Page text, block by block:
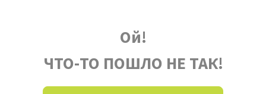
Ой!
ЧТО-ТО ПОШЛО НЕ ТАК!